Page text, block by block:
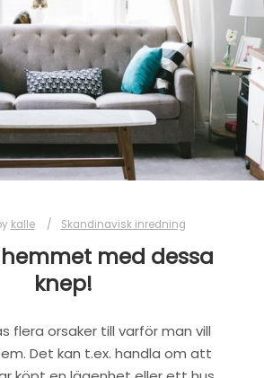
kalle Skandinavisk inredning
med dessa
knep!
flera orsaker till varför man vill
Det kan t.ex. handla om att